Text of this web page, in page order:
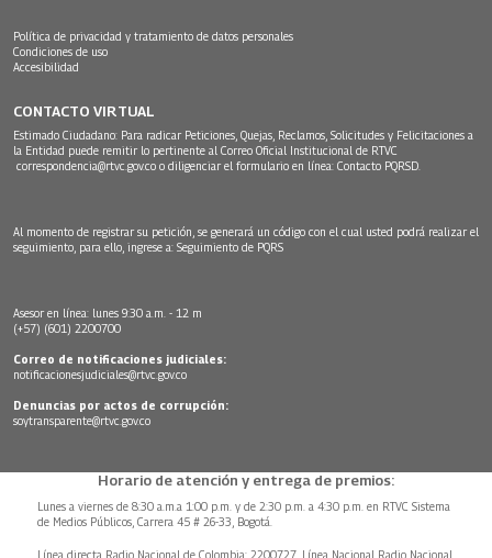
Política de privacidad y tratamiento de datos personales
Condiciones de uso
Accesibilidad
CONTACTO VIRTUAL
Estimado Ciudadano: Para radicar Peticiones, Quejas, Reclamos, Solicitudes y Felicitaciones a
la Entidad puede remitir lo pertinente al Correo Oficial Institucional de RTVC
correspondencia@rtvc.gov.co o diligenciar el formulario en línea: Contacto PQRSD.
Al momento de registrar su petición, se generará un código con el cual usted podrá realizar el
seguimiento, para ello, ingrese a: Seguimiento de PQRS
Asesor en línea: lunes 9:30 a.m. - 12 m
(+57) (601) 2200700
Correo de notificaciones judiciales:
notificacionesjudiciales@rtvc.gov.co
Denuncias por actos de corrupción:
soytransparente@rtvc.gov.co
Horario de atención y entrega de premios:
Lunes a viernes de 8:30 a.m.a 1:00 p.m. y de 2:30 p.m. a 4:30 p.m. en RTVC Sistema
de Medios Públicos, Carrera 45 # 26-33, Bogotá.
Línea directa Radio Nacional de Colombia: 2200727, Línea Nacional Radio Nacional